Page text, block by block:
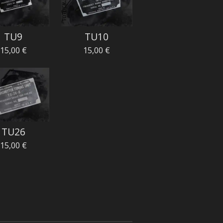
TU9
15,00 €
TU10
15,00 €
TU26
15,00 €